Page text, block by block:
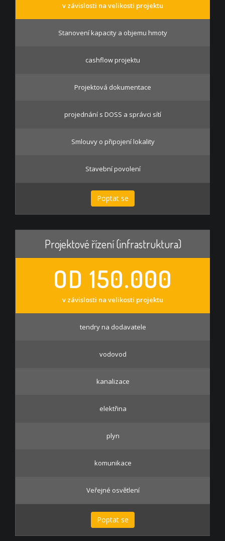
v závislosti na velikosti projektu
Stanovení kapacity a objemu hmoty
cashflow projektu
Projektová dokumentace
projednání s DOSS a správci sítí
Smlouvy o připojení lokality
Stavební povolení
Poptat se
Projektové řízení (infrastruktura)
OD 150.000
v závislosti na velikosti projektu
tendry na dodavatele
vodovod
kanalizace
elektřina
plyn
komunikace
Veřejné osvětlení
Poptat se